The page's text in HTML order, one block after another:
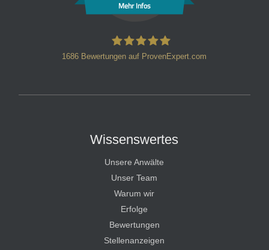
Mehr Infos
1686 Bewertungen auf ProvenExpert.com
Wissenswertes
Unsere Anwälte
Unser Team
Warum wir
Erfolge
Bewertungen
Stellenanzeigen